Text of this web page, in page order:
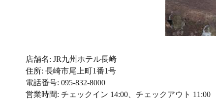
店舗名: JR九州ホテル長崎
住所: 長崎市尾上町1番1号
電話番号: 095-832-8000
営業時間: チェックイン 14:00、チェックアウト 11:00